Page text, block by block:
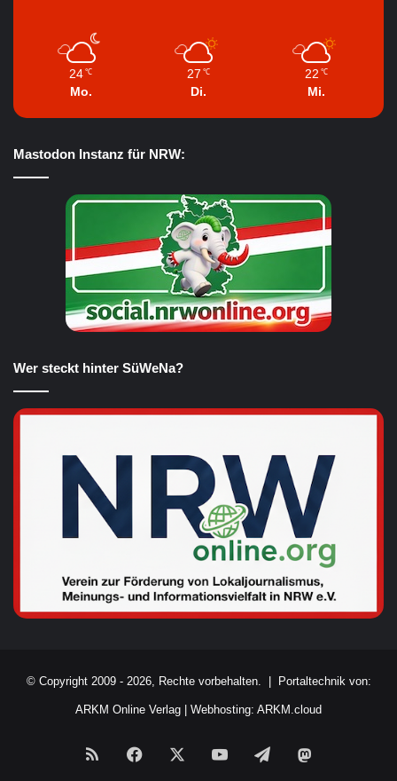
24 ℃
Mo.
27 ℃
Di.
22 ℃
Mi.
Mastodon Instanz für NRW:
Wer steckt hinter SüWeNa?
© Copyright 2009 - 2026, Rechte vorbehalten. | Portaltechnik von:
ARKM Online Verlag Webhosting: ARKM.cloud
RSS Facebook YouTubeTelegram